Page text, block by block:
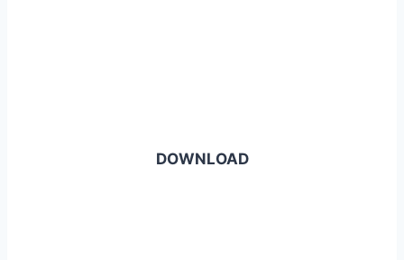
DOWNLOAD